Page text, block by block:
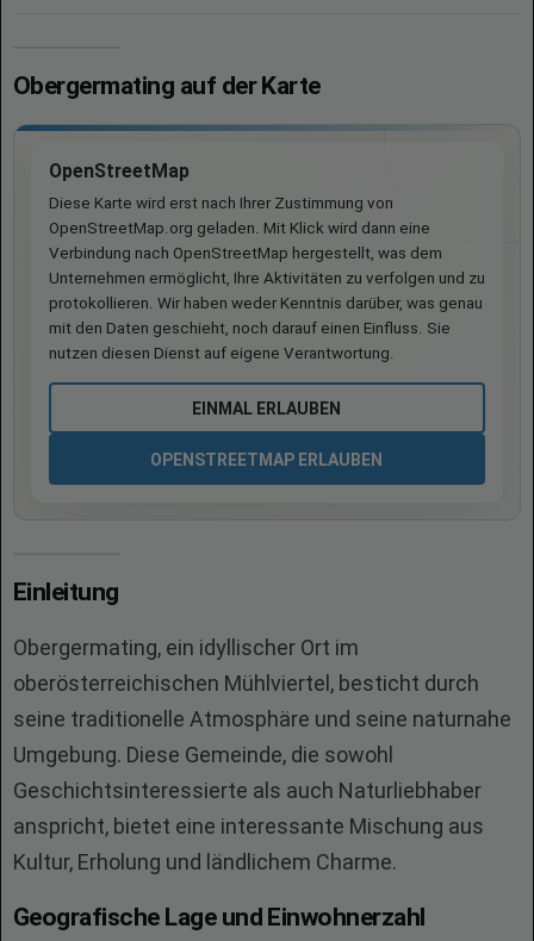
Obergermating auf der Karte
OpenStreetMap
Diese Karte wird erst nach Ihrer Zustimmung von
OpenStreetMap.org geladen. Mit Klick wird dann eine
Verbindung nach OpenStreetMap hergestellt, was dem
Unternehmen ermöglicht, Ihre Aktivitäten zu verfolgen und zu
protokollieren. Wir haben weder Kenntnis darüber, was genau
mit den Daten geschieht, noch darauf einen Einfluss. Sie
nutzen diesen Dienst auf eigene Verantwortung.
EINMAL ERLAUBEN
OPENSTREETMAP ERLAUBEN
Einleitung
Obergermating, ein idyllischer Ort im
oberösterreichischen Mühlviertel, besticht durch
seine traditionelle Atmosphäre und seine naturnahe
Umgebung. Diese Gemeinde, die sowohl
Geschichtsinteressierte als auch Naturliebhaber
anspricht, bietet eine interessante Mischung aus
Kultur, Erholung und ländlichem Charme.
Geografische Lage und Einwohnerzahl